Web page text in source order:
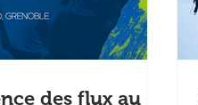
des flux au